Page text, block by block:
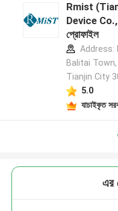
Rmist
Device
প্রোফাইল
Address:
Balitai
Tianjin City
5.0
যাচাইকৃত
এর